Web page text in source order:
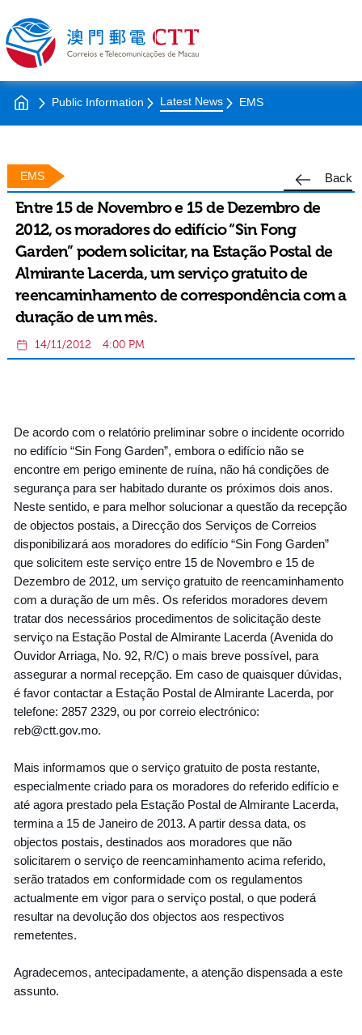
Public Information Latest News EMS
Back
EMS
Entre 15 de Novembro e 15 de Dezembro de
2012, os moradores do edifício “Sin Fong
Garden” podem solicitar, na Estação Postal de
Almirante Lacerda, um serviço gratuito de
reencaminhamento de correspondência com a
duração de um mês.
14/11/2012 4:00 PM
De acordo com o relatório preliminar sobre o incidente ocorrido
no edifício “Sin Fong Garden”, embora o edifício não se
encontre em perigo eminente de ruína, não há condições de
segurança para ser habitado durante os próximos dois anos.
Neste sentido, e para melhor solucionar a questão da recepção
de objectos postais, a Direcção dos Serviços de Correios
disponibilizará aos moradores do edifício “Sin Fong Garden”
que solicitem este serviço entre 15 de Novembro e 15 de
Dezembro de 2012, um serviço gratuito de reencaminhamento
com a duração de um mês. Os referidos moradores devem
tratar dos necessários procedimentos de solicitação deste
serviço na Estação Postal de Almirante Lacerda (Avenida do
Ouvidor Arriaga, No. 92, R/C) o mais breve possível, para
assegurar a normal recepção. Em caso de quaisquer dúvidas,
é favor contactar a Estação Postal de Almirante Lacerda, por
telefone: 2857 2329, ou por correio electrónico:
reb@ctt.gov.mo.
Mais informamos que o serviço gratuito de posta restante,
especialmente criado para os moradores do referido edifício e
até agora prestado pela Estação Postal de Almirante Lacerda,
termina a 15 de Janeiro de 2013. A partir dessa data, os
objectos postais, destinados aos moradores que não
solicitarem o serviço de reencaminhamento acima referido,
serão tratados em conformidade com os regulamentos
actualmente em vigor para o serviço postal, o que poderá
resultar na devolução dos objectos aos respectivos
remetentes.
Agradecemos, antecipadamente, a atenção dispensada a este
assunto.